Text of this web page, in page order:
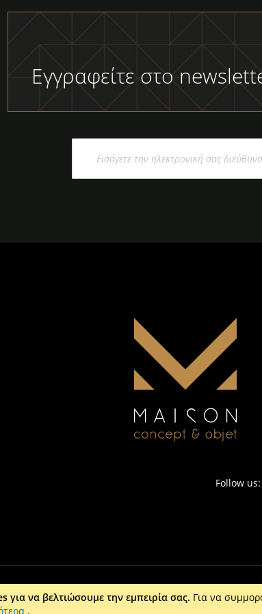
Εγγραφείτε στο
Follow us:
για να βελτιώσουμε την εμπειρία σας. Για να
.